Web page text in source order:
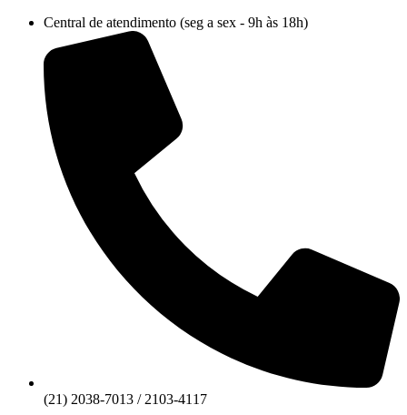
conteúdo
Central de atendimento (seg a sex - 9h às 18h)
(21) 2038-7013 / 2103-4117